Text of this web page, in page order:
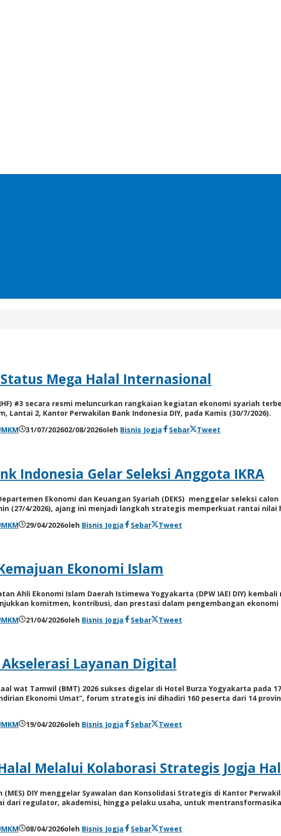
Mega Halal Internasional
#3 secara resmi meluncurkan rangkaian kegiatan ekonomi syariah
2, Kantor Perwakilan Bank Indonesia DIY, pada Kamis (30/7/2026).
31/07/202602/08/2026oleh Bisnis Jogja Sebar
Tweet
Indonesia Gelar Seleksi Anggota IKRA
Ekonomi dan Keuangan Syariah (DEKS) menggelar seleksi
(27/4/2026), ajang ini menjadi langkah strategis memperkuat rantai nilai
29/04/2026oleh Bisnis Jogja Sebar
Tweet
Ekonomi Islam
Ahli Ekonomi Islam Daerah Istimewa Yogyakarta (DPW IAEI DIY)
komitmen, kontribusi, dan prestasi dalam pengembangan ekonomi
21/04/2026oleh Bisnis Jogja Sebar
Tweet
Layanan Digital
wat Tamwil (BMT) 2026 sukses digelar di Hotel Burza Yogyakarta pada
Ekonomi Umat”, forum strategis ini dihadiri 160 peserta dari 14
19/04/2026oleh Bisnis Jogja Sebar
Tweet
Melalui Kolaborasi Strategis Jogja
(MES) DIY menggelar Syawalan dan Konsolidasi Strategis di Kantor
dari regulator, akademisi, hingga pelaku usaha, untuk
08/04/2026oleh Bisnis Jogja Sebar
Tweet